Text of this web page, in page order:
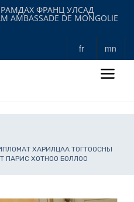
ФРАНЦ УЛСАД
DE MONGOLIE
fr mn
ХАРИЛЦАА ТОГТООСНЫ
ПАРИС ХОТНОО БОЛЛОО